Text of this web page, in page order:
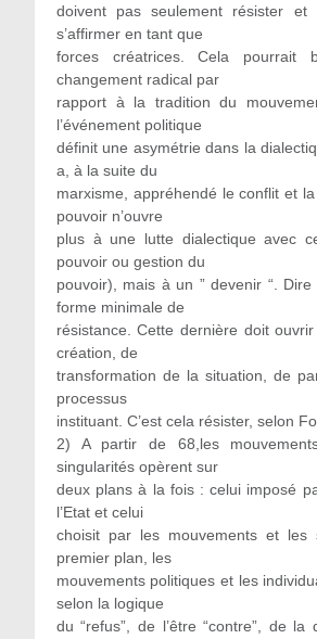
doivent pas seulement résister et
s’affirmer en tant que
forces créatrices. Cela pourrait
changement radical par
rapport à la tradition du
l’événement politique
définit une asymétrie dans la
a, à la suite du
marxisme, appréhendé le conflit et
pouvoir n’ouvre
plus à une lutte dialectique avec
pouvoir ou gestion du
pouvoir), mais à un ” devenir “. Dire
forme minimale de
résistance. Cette dernière doit
création, de
transformation de la situation, de
processus
instituant. C’est cela résister, selon
2) A partir de 68,les
singularités opèrent sur
deux plans à la fois : celui imposé
l’Etat et celui
choisit par les mouvements et les
premier plan, les
mouvements politiques et les
selon la logique
du “refus”, de l’être “contre”, de la